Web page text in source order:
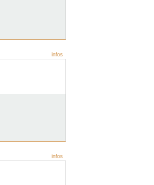
infos
infos